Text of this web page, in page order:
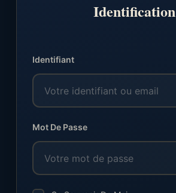
Identification
Identifiant
Mot De Passe